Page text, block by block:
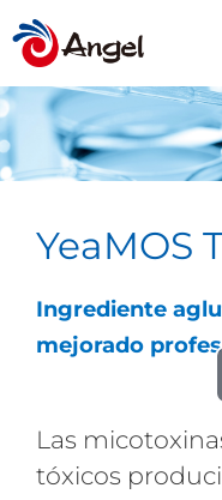
YeaMOS
Ingrediente
mejorado
Las
tóxicos